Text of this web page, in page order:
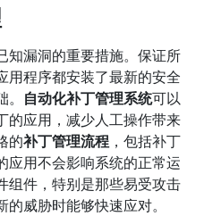
知漏洞的重要措施。保证所
用程序都安装了最新的安全
自动化补丁管理系统可以
的应用，减少人工操作带来
的补丁管理流程 ，包括补丁
应用不会影响系统的正常运
组件，特别是那些易受攻击
威胁时能够快速应对。